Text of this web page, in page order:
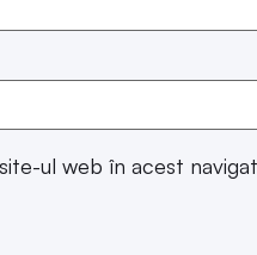
ul web în acest